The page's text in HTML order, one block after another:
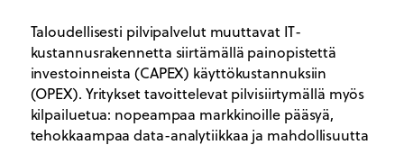
Taloudellisesti pilvipalvelut muuttavat IT-
kustannusrakennetta siirtämällä painopistettä
investoinneista (CAPEX) käyttökustannuksiin
(OPEX). Yritykset tavoittelevat pilvisiirtymällä myös
kilpailuetua: nopeampaa markkinoille pääsyä,
tehokkaampaa data-analytiikkaa ja mahdollisuutta